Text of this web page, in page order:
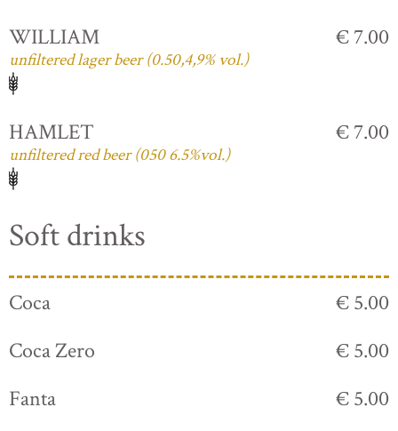
WILLIAM
unfiltered lager beer (0.50,4,9% vol.)
€ 7.00
HAMLET
unfiltered red beer (050 6.5%vol.)
€ 7.00
Soft drinks
Coca
€ 5.00
Coca Zero
€ 5.00
Fanta
€ 5.00